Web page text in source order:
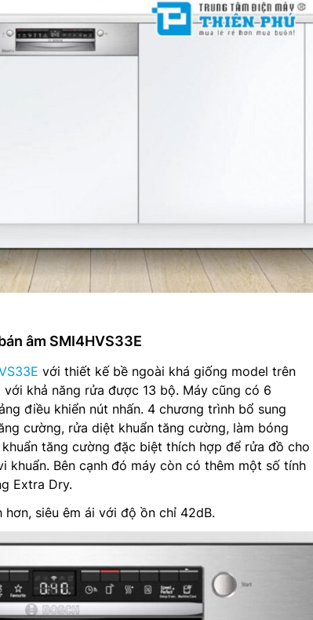
âm SMI4HVS33E
với thiết kế bề ngoài khá giống model trên
khả năng rửa được 13 bộ. Máy cũng có 6
điều khiển nút nhấn. 4 chương trình bổ sung
cường, rửa diệt khuẩn tăng cường, làm bóng
tăng cường đặc biệt thích hợp để rửa đồ cho
khuẩn. Bên cạnh đó máy còn có thêm một số tính
Extra Dry.
siêu êm ái với độ ồn chỉ 42dB.